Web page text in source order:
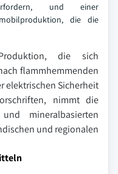
erfordern, und einer
die die
die sich
flammhemmenden
elektrischen Sicherheit
nimmt die
mineralbasierten
und regionalen